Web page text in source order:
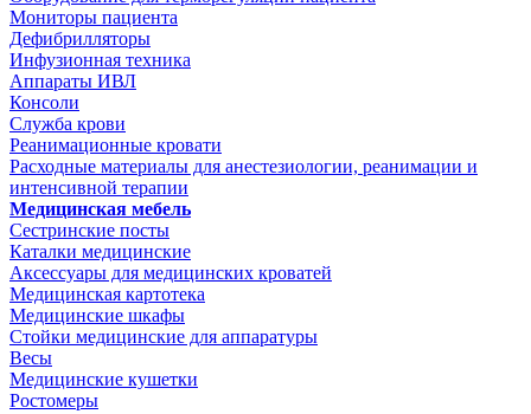
Мониторы пациента
Дефибрилляторы
Инфузионная техника
Аппараты ИВЛ
Консоли
Служба крови
Реанимационные кровати
Расходные материалы для анестезиологии, реанимации и
интенсивной терапии
Медицинская мебель
Сестринские посты
Каталки медицинские
Аксессуары для медицинских кроватей
Медицинская картотека
Медицинские шкафы
Стойки медицинские для аппаратуры
Весы
Медицинские кушетки
Ростомеры